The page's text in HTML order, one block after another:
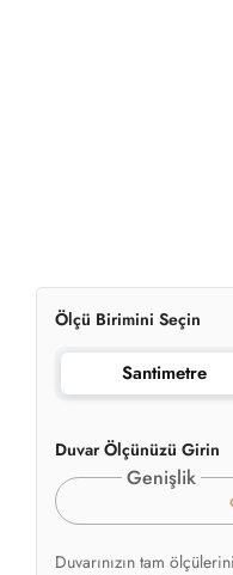
Ölçü Birimini Seçin
Santimetre
Duvar Ölçünüzü Girin
Genişlik
Duvarınızın tam